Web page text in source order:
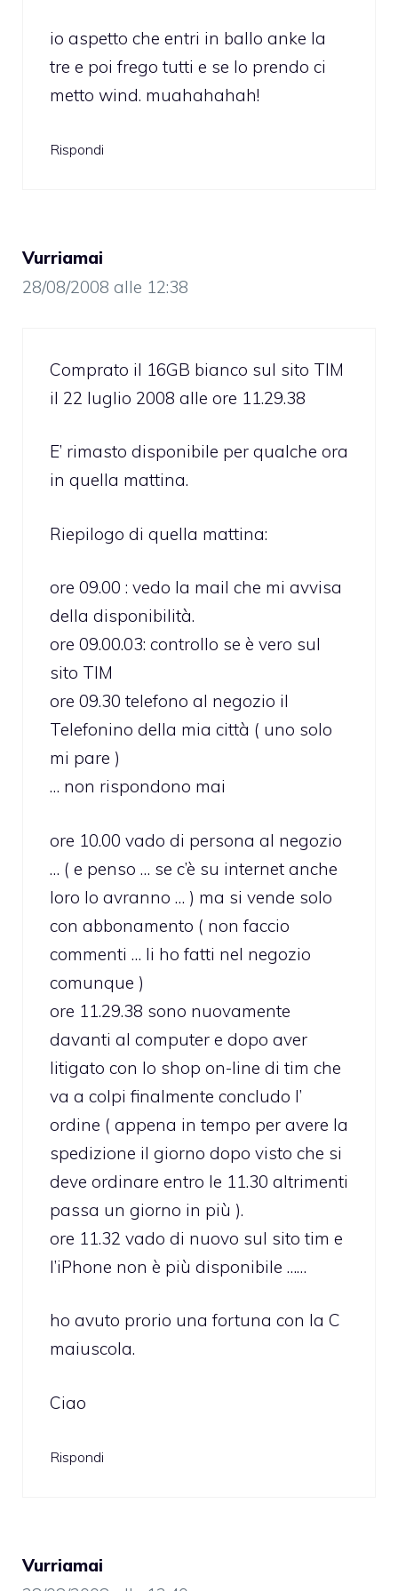
io aspetto che entri in ballo anke la
tre e poi frego tutti e se lo prendo ci
metto wind. muahahahah!
Rispondi
Vurriamai
28/08/2008 alle 12:38
Comprato il 16GB bianco sul sito TIM
il 22 luglio 2008 alle ore 11.29.38
E’ rimasto disponibile per qualche ora
in quella mattina.
Riepilogo di quella mattina:
ore 09.00 : vedo la mail che mi avvisa
della disponibilità.
ore 09.00.03: controllo se è vero sul
sito TIM
ore 09.30 telefono al negozio il
Telefonino della mia città ( uno solo
mi pare )
… non rispondono mai
ore 10.00 vado di persona al negozio
… ( e penso … se c’è su internet anche
loro lo avranno … ) ma si vende solo
con abbonamento ( non faccio
commenti … li ho fatti nel negozio
comunque )
ore 11.29.38 sono nuovamente
davanti al computer e dopo aver
litigato con lo shop on-line di tim che
va a colpi finalmente concludo l’
ordine ( appena in tempo per avere la
spedizione il giorno dopo visto che si
deve ordinare entro le 11.30 altrimenti
passa un giorno in più ).
ore 11.32 vado di nuovo sul sito tim e
l’iPhone non è più disponibile ……
ho avuto prorio una fortuna con la C
maiuscola.
Ciao
Rispondi
Vurriamai